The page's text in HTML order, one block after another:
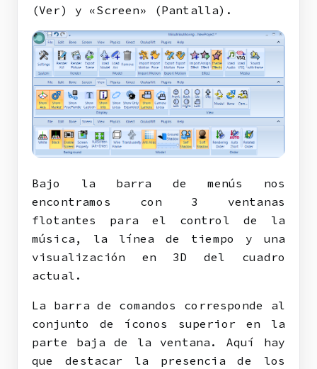
(Ver) y «Screen» (Pantalla).
Bajo la barra de menús nos
encontramos con 3 ventanas
flotantes para el control de la
música, la línea de tiempo y una
visualización en 3D del cuadro
actual.
La barra de comandos corresponde al
conjunto de íconos superior en la
parte baja de la ventana. Aquí hay
que destacar la presencia de los